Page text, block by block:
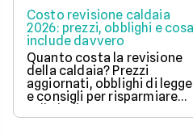
Costo revisione caldaia
2026: prezzi, obblighi e cosa
include davvero
Quanto costa la revisione
della caldaia? Prezzi
aggiornati, obblighi di legge
e consigli per risparmiare
sulla bolletta gas.